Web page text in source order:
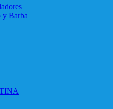
y Barba